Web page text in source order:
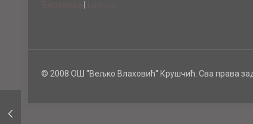
© 2008 ОШ ''Вељко Влаховић'' Крушчић. Сва права